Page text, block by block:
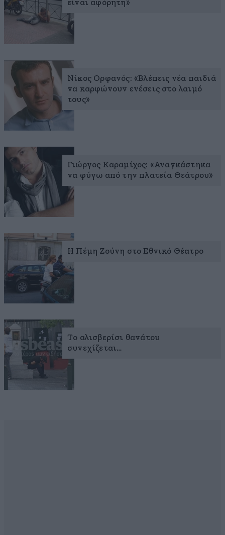
είναι αφόρητη»
Νίκος Ορφανός: «Βλέπεις νέα παιδιά
να καρφώνουν ενέσεις στο λαιμό
τους»
Γιώργος Καραμίχος: «Αναγκάστηκα
να φύγω από την πλατεία Θεάτρου»
Η Πέμη Ζούνη στο Εθνικό Θέατρο
Το αλισβερίσι θανάτου
συνεχίζεται…